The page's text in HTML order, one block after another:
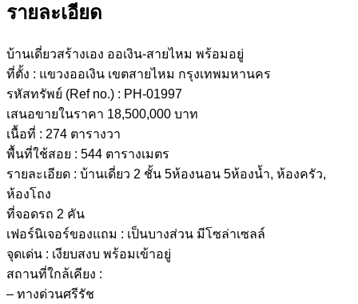
รายละเอียด
บ้านเดี่ยวสร้างเอง ออเงิน-สายไหม พร้อมอยู่
ที่ตั้ง : แขวงออเงิน เขตสายไหม กรุงเทพมหานคร
รหัสทรัพย์ (Ref no.) : PH-01997
เสนอขายในราคา 18,500,000 บาท
เนื้อที่ : 274 ตารางวา
พื้นที่ใช้สอย : 544 ตารางเมตร
รายละเอียด : บ้านเดี่ยว 2 ชั้น 5ห้องนอน 5ห้องน้ำ, ห้องครัว,
ห้องโถง
ที่จอดรถ 2 คัน
เฟอร์นิเจอร์ของแถม : เป็นบางส่วน มีโซล่าเซลล์
จุดเด่น : เงียบสงบ พร้อมเข้าอยู่
สถานที่ใกล้เคียง :
– ทางด่วนศรีรัช